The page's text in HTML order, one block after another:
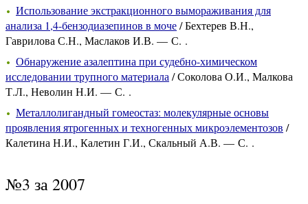
Использование экстракционного вымораживания для
анализа 1,4-бензодиазепинов в моче/ Бехтерев В.Н.,
Гаврилова С.Н., Маслаков И.В. — С. .
Обнаружение азалептина при судебно-химическом
исследовании трупного материала / Соколова О.И., Малкова
Т.Л., Неволин Н.И. — С. .
Металлолигандный гомеостаз: молекулярные основы
проявления ятрогенных и техногенных микроэлементозов /
Калетина Н.И., Калетин Г.И., Скальный А.В. — С. .
№3 за 2007